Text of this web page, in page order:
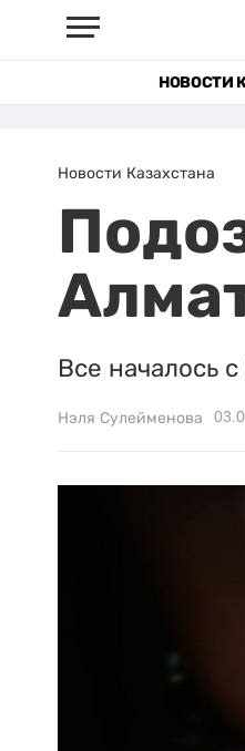
НОВОСТИ
Новости Казахстана
Все началось
Нэля Сулейменова